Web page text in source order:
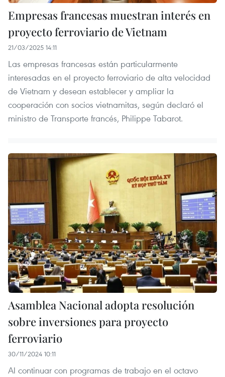
Empresas francesas muestran interés en
proyecto ferroviario de Vietnam
21/03/2025 14:11
Las empresas francesas están particularmente
interesadas en el proyecto ferroviario de alta velocidad
de Vietnam y desean establecer y ampliar la
cooperación con socios vietnamitas, según declaró el
ministro de Transporte francés, Philippe Tabarot.
Asamblea Nacional adopta resolución
sobre inversiones para proyecto
ferroviario
30/11/2024 10:11
Al continuar con programas de trabajo en el octavo